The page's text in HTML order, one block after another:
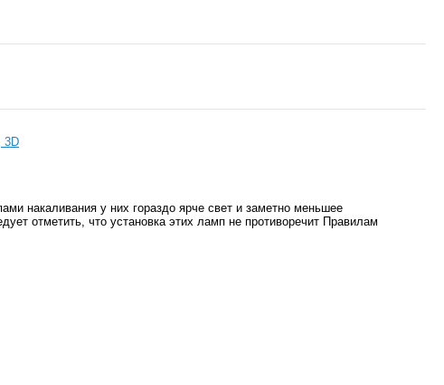
3D
накаливания у них гораздо ярче свет и заметно меньшее
отметить, что установка этих ламп не противоречит Правилам